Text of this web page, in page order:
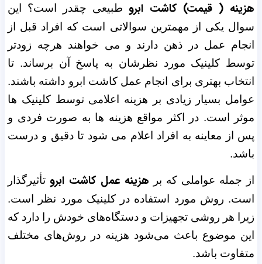
هزینه ( قیمت) کاشت ابرو طبیعی چقدر است؟ این
سوال یکی از مهمترین سوالاتی است که افراد قبل از
انجام عمل در ذهن دارند و می خواهند هرچه زودتر
توسط کلینیک مورد نظرشان به پاسخ آن برساند. تا
انتخاب بهتری برای انجام عمل کاشت ابرو داشته باشند.
عوامل بسیار زیادی بر هزینه اعلامی توسط کلینیک ها
موثر است. در اکثر مواقع هزینه ها به صورت فردی و
پس از معاینه به افراد اعلام می شود تا دقیق و درست
باشد.
از جمله عواملی که بر هزینه عمل کاشت ابرو تأثیرگذار
است. روش مورد استفاده در کلینیک مورد نظر است.
زیرا هر روشی تجهیزات و دستگاه‌های خودش را دارد که
این موضوع باعث می‌شود هزینه در روش‌های مختلف
متفاوت باشد.